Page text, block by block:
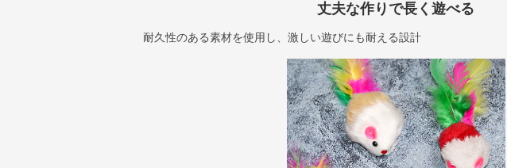
丈夫な作りで長く遊べる
耐久性のある素材を使用し、激しい遊びにも耐える設計